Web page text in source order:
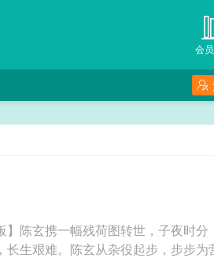
会
陈玄携一幅残荷图转世，子夜时分
生艰难。陈玄从杂役起步，步步为